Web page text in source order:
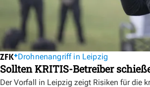
Drohnenangriff in Leipzig
Sollten KRITIS-Betreiber
Der Vorfall in Leipzig zeigt Risiken für die